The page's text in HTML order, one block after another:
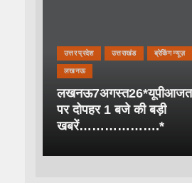
उत्तर प्रदेश उत्तराखंड ब्रेकिंग न्यूज़
लखनऊ
पर दोपहर 1 बजे की बड़ी
खबरें……………….*